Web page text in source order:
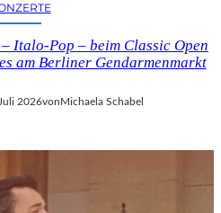
Italo-Pop – beim Classic Open
am Berliner Gendarmenmarkt
2026von Michaela Schabel